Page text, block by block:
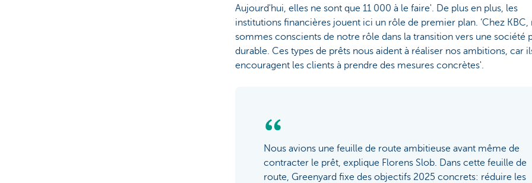
Aujourd'hui, elles ne sont que 11 000 à le faire'. De plus en plus, les
institutions financières jouent ici un rôle de premier plan. ‘Chez KBC,
sommes conscients de notre rôle dans la transition vers une société
durable. Ces types de prêts nous aident à réaliser nos ambitions, car
encouragent les clients à prendre des mesures concrètes'.
Nous avions une feuille de route ambitieuse avant même de
contracter le prêt, explique Florens Slob. Dans cette feuille de
route, Greenyard fixe des objectifs 2025 concrets: réduire les